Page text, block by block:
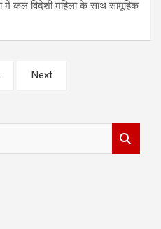
कल विदेशी महिला के साथ सामूहिक
Next